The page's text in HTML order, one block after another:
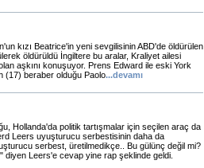
kızı Beatrice'in yeni sevgilisinin ABD'de öldürülen
öldürüldü İngiltere bu aralar, Kraliyet ailesi
aşkını konuşuyor. Prens Edward ile eski York
(17) beraber olduğu Paolo...devamı
Hollanda'da politik tartışmalar için seçilen araç da
Leers uyuşturucu serbestisinin daha da
serbest, üretilmedikçe.. Bu gülünç değil mi?
diyen Leers'e cevap yine rap şeklinde geldi.